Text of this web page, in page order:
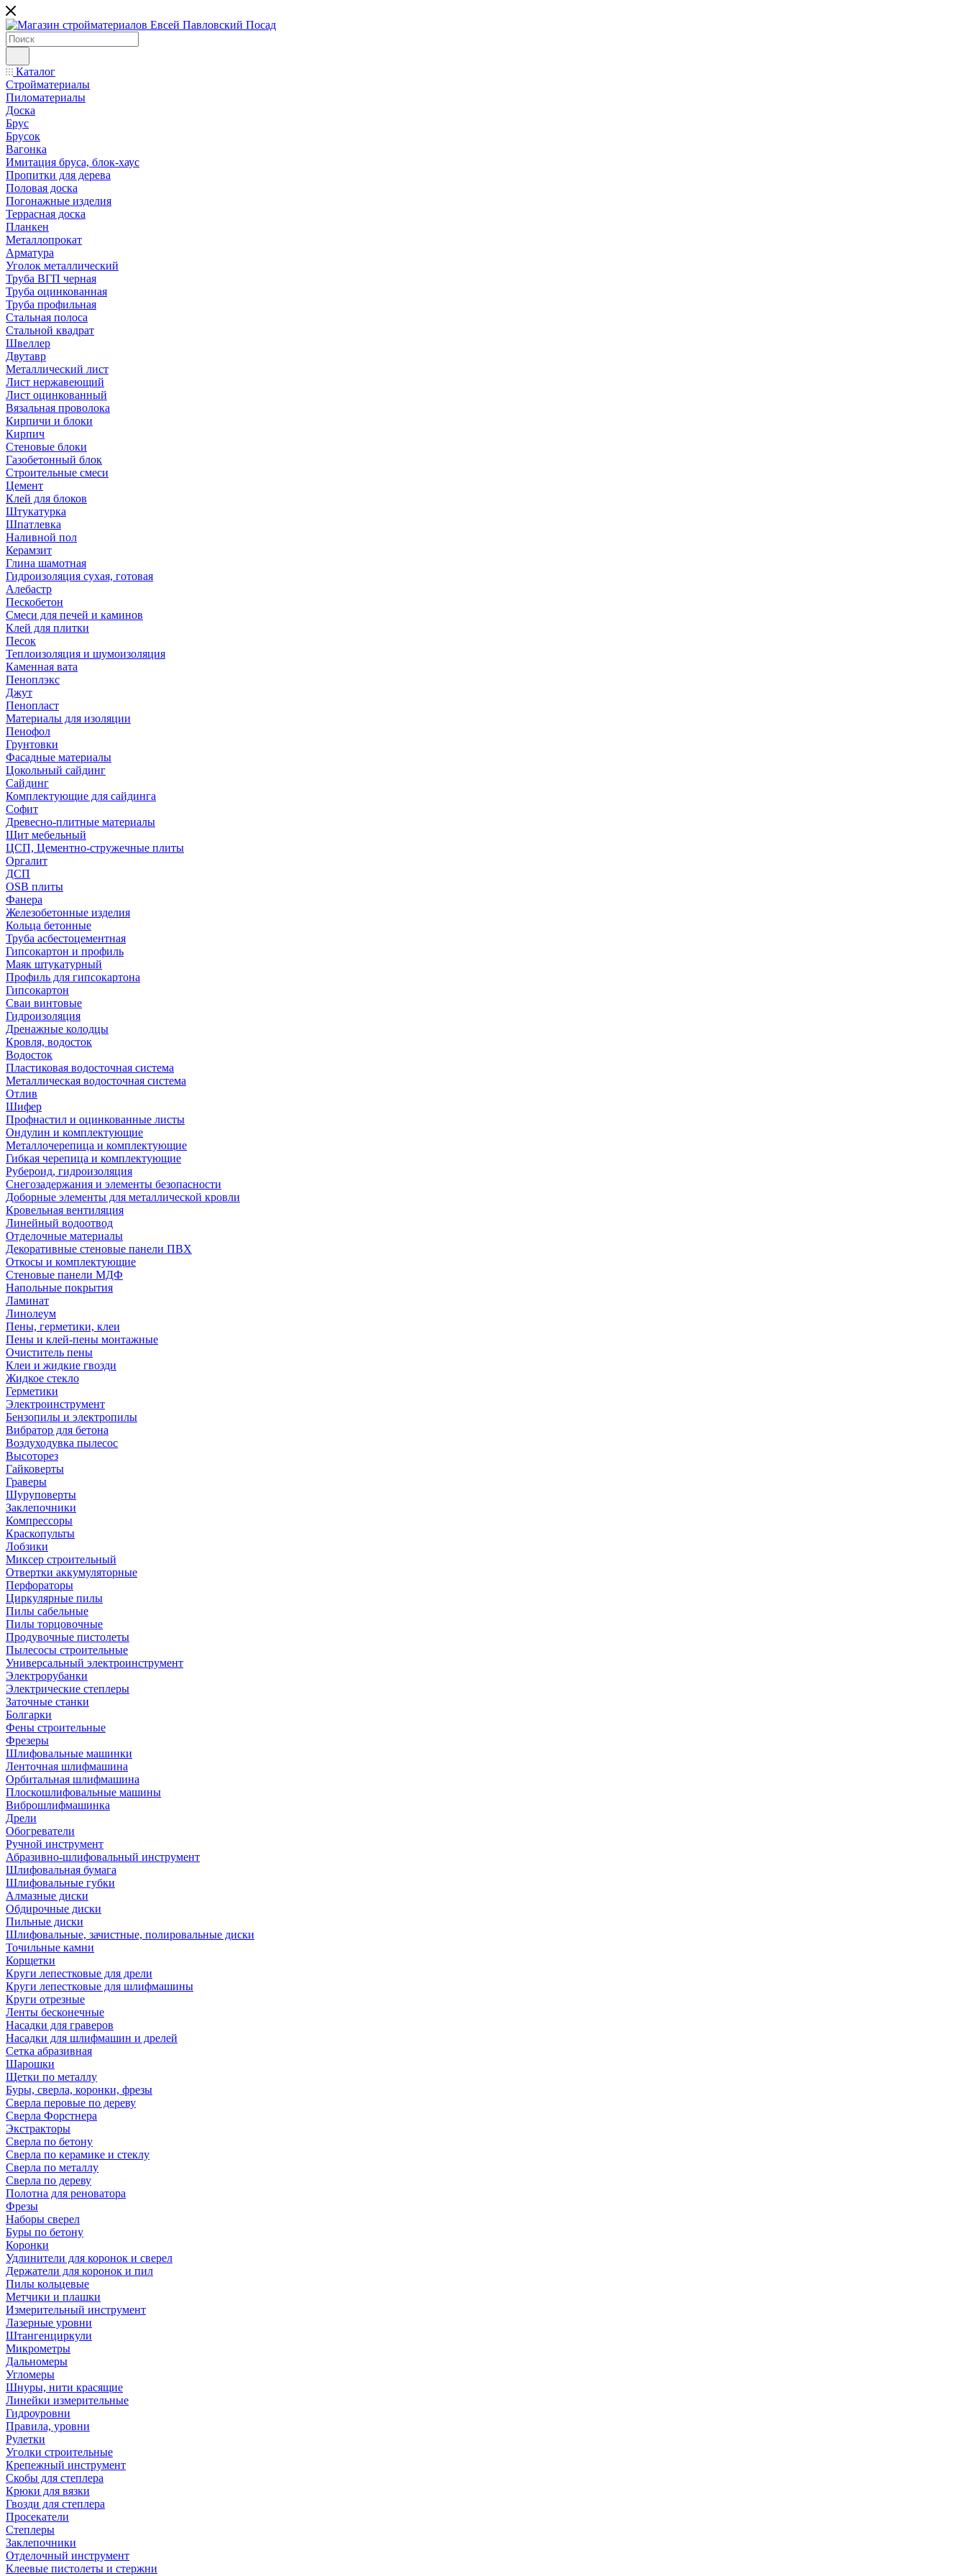
Каталог
Стройматериалы
Пиломатериалы
Доска
Брус
Брусок
Вагонка
Имитация бруса, блок-хаус
Пропитки для дерева
Половая доска
Погонажные изделия
Террасная доска
Планкен
Металлопрокат
Арматура
Уголок металлический
Труба ВГП черная
Труба оцинкованная
Труба профильная
Стальная полоса
Стальной квадрат
Швеллер
Двутавр
Металлический лист
Лист нержавеющий
Лист оцинкованный
Вязальная проволока
Кирпичи и блоки
Кирпич
Стеновые блоки
Газобетонный блок
Строительные смеси
Цемент
Клей для блоков
Штукатурка
Шпатлевка
Наливной пол
Керамзит
Глина шамотная
Гидроизоляция сухая, готовая
Алебастр
Пескобетон
Смеси для печей и каминов
Клей для плитки
Песок
Теплоизоляция и шумоизоляция
Каменная вата
Пеноплэкс
Джут
Пенопласт
Материалы для изоляции
Пенофол
Грунтовки
Фасадные материалы
Цокольный сайдинг
Сайдинг
Комплектующие для сайдинга
Софит
Древесно-плитные материалы
Щит мебельный
ЦСП, Цементно-стружечные плиты
Оргалит
ДСП
OSB плиты
Фанера
Железобетонные изделия
Кольца бетонные
Труба асбестоцементная
Гипсокартон и профиль
Маяк штукатурный
Профиль для гипсокартона
Гипсокартон
Сваи винтовые
Гидроизоляция
Дренажные колодцы
Кровля, водосток
Водосток
Пластиковая водосточная система
Металлическая водосточная система
Отлив
Шифер
Профнастил и оцинкованные листы
Ондулин и комплектующие
Металлочерепица и комплектующие
Гибкая черепица и комплектующие
Рубероид, гидроизоляция
Снегозадержания и элементы безопасности
Доборные элементы для металлической кровли
Кровельная вентиляция
Линейный водоотвод
Отделочные материалы
Декоративные стеновые панели ПВХ
Откосы и комплектующие
Стеновые панели МДФ
Напольные покрытия
Ламинат
Линолеум
Пены, герметики, клеи
Пены и клей-пены монтажные
Очиститель пены
Клеи и жидкие гвозди
Жидкое стекло
Герметики
Электроинструмент
Бензопилы и электропилы
Вибратор для бетона
Воздуходувка пылесос
Высоторез
Гайковерты
Граверы
Шуруповерты
Заклепочники
Компрессоры
Краскопульты
Лобзики
Миксер строительный
Отвертки аккумуляторные
Перфораторы
Циркулярные пилы
Пилы сабельные
Пилы торцовочные
Продувочные пистолеты
Пылесосы строительные
Универсальный электроинструмент
Электрорубанки
Электрические степлеры
Заточные станки
Болгарки
Фены строительные
Фрезеры
Шлифовальные машинки
Ленточная шлифмашина
Орбитальная шлифмашина
Плоскошлифовальные машины
Виброшлифмашинка
Дрели
Обогреватели
Ручной инструмент
Абразивно-шлифовальный инструмент
Шлифовальная бумага
Шлифовальные губки
Алмазные диски
Обдирочные диски
Пильные диски
Шлифовальные, зачистные, полировальные диски
Точильные камни
Корщетки
Круги лепестковые для дрели
Круги лепестковые для шлифмашины
Круги отрезные
Ленты бесконечные
Насадки для граверов
Насадки для шлифмашин и дрелей
Сетка абразивная
Шарошки
Щетки по металлу
Буры, сверла, коронки, фрезы
Сверла перовые по дереву
Сверла Форстнера
Экстракторы
Сверла по бетону
Сверла по керамике и стеклу
Сверла по металлу
Сверла по дереву
Полотна для реноватора
Фрезы
Наборы сверел
Буры по бетону
Коронки
Удлинители для коронок и сверел
Держатели для коронок и пил
Пилы кольцевые
Метчики и плашки
Измерительный инструмент
Лазерные уровни
Штангенциркули
Микрометры
Дальномеры
Угломеры
Шнуры, нити красящие
Линейки измерительные
Гидроуровни
Правила, уровни
Рулетки
Уголки строительные
Крепежный инструмент
Скобы для степлера
Крюки для вязки
Гвозди для степлера
Просекатели
Степлеры
Заклепочники
Отделочный инструмент
Клеевые пистолеты и стержни